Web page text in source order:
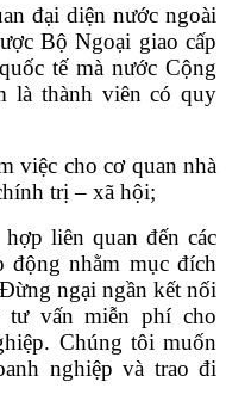
đại diện nước ngoài
Bộ Ngoại giao cấp
tế mà nước Cộng
là thành viên có quy
việc cho cơ quan nhà
trị – xã hội;
liên quan đến các
động nhằm mục đích
ngại ngần kết nối
vấn miễn phí cho
Chúng tôi muốn
nghiệp và trao đi